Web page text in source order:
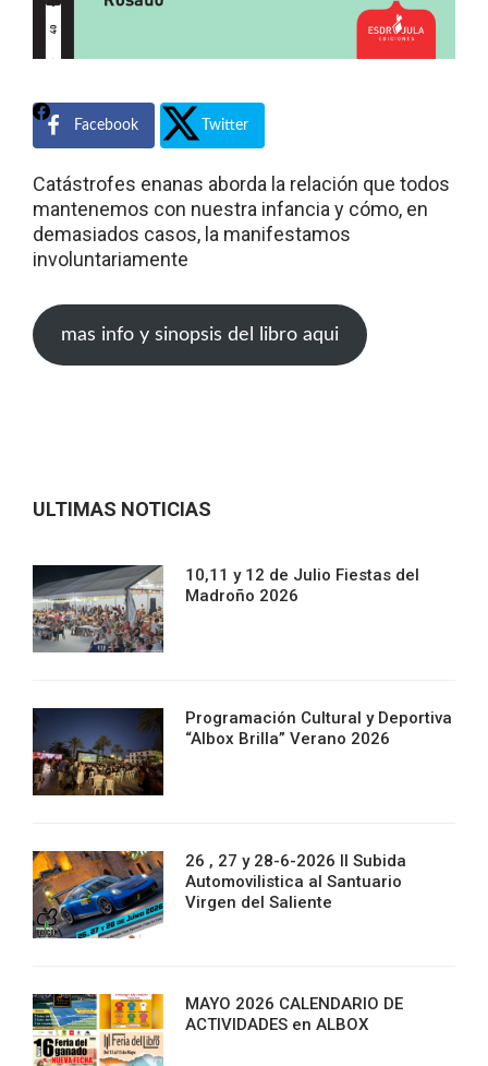
Facebook Twitter
Catástrofes enanas aborda la relación que todos
mantenemos con nuestra infancia y cómo, en
demasiados casos, la manifestamos
involuntariamente
mas info y sinopsis del libro aqui
ULTIMAS NOTICIAS
10,11 y 12 de Julio Fiestas del
Madroño 2026
Programación Cultural y Deportiva
“Albox Brilla” Verano 2026
26 , 27 y 28-6-2026 II Subida
Automovilistica al Santuario
Virgen del Saliente
MAYO 2026 CALENDARIO DE
ACTIVIDADES en ALBOX